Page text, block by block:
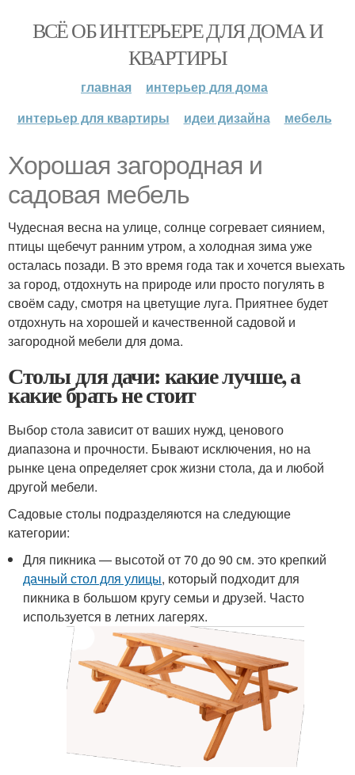
ВСЁ ОБ ИНТЕРЬЕРЕ ДЛЯ ДОМА И
КВАРТИРЫ
главная
интерьер для дома
интерьер для квартиры
идеи дизайна мебель
Хорошая загородная и
садовая мебель
Чудесная весна на улице, солнце согревает сиянием,
птицы щебечут ранним утром, а холодная зима уже
осталась позади. В это время года так и хочется выехать
за город, отдохнуть на природе или просто погулять в
своём саду, смотря на цветущие луга. Приятнее будет
отдохнуть на хорошей и качественной садовой и
загородной мебели для дома.
Столы для дачи: какие лучше, а
какие брать не стоит
Выбор стола зависит от ваших нужд, ценового
диапазона и прочности. Бывают исключения, но на
рынке цена определяет срок жизни стола, да и любой
другой мебели.
Садовые столы подразделяются на следующие
категории:
Для пикника — высотой от 70 до 90 см. это крепкий
дачный стол для улицы, который подходит для
пикника в большом кругу семьи и друзей. Часто
используется в летних лагерях.